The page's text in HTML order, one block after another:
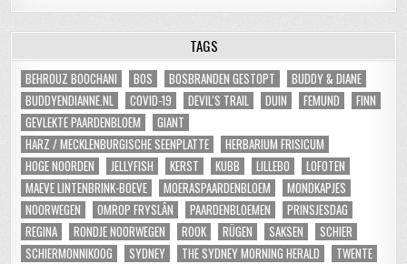
TAGS
BEHROUZ BOOCHANI BOS BOSBRANDEN GESTOPT
BUDDY & DIANE
BUDDYENDIANNE.NL
COVID-19 DEVIL'S TRAIL DUIN FEMUND
FINN
GEVLEKTE PAARDENBLOEM
GIANT
HARZ / MECKLENBURGISCHE SEENPLATTE
HERBARIUM FRISICUM
HOGE NOORDEN
JELLYFISH KERST KUBB LILLEBO
LOFOTEN
MAEVE LINTENBRINK-BOEVE
MOERASPAARDENBLOEM
MONDKAPJES
NOORWEGEN
OMROP FRYSLÂN PAARDENBLOEMEN
PRINSJESDAG
REGINA
RONDJE NOORWEGEN ROOK RÜGEN SAKSEN
SCHIER
SCHIERMONNIKOOG
SYDNEY THE SYDNEY MORNING HERALD
TWENTE